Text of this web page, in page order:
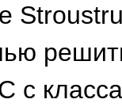
с